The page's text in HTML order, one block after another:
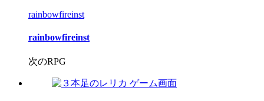
rainbowfireinst
rainbowfireinst
次のRPG